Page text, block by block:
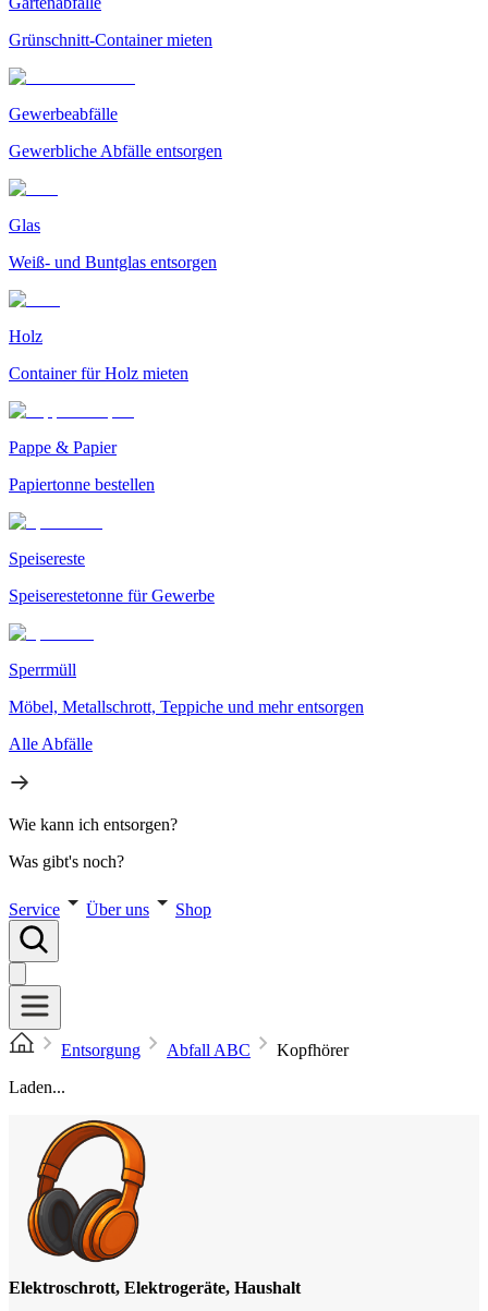
Grünschnitt-Container mieten
Gewerbeabfälle
Gewerbliche Abfälle entsorgen
Glas
Weiß- und Buntglas entsorgen
Holz
Container für Holz mieten
Pappe & Papier
Papiertonne bestellen
Speisereste
Speiserestetonne für Gewerbe
Sperrmüll
Möbel, Metallschrott, Teppiche und mehr entsorgen
Alle Abfälle
Wie kann ich entsorgen?
Was gibt's noch?
Service Über uns Shop
Entsorgung Abfall ABC
Kopfhörer
Laden...
Elektroschrott, Elektrogeräte, Haushalt